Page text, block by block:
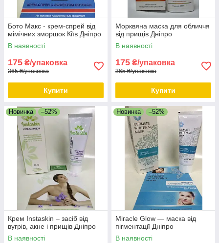
Бото Макс - крем-спрей від
мімічних зморшок Кіїв Дніпро
В наявності
175 ₴/упаковка
365 ₴/упаковка
Купити
Морквяна маска для обличчя
від прищів Дніпро
В наявності
175 ₴/упаковка
365 ₴/упаковка
Купити
Новинка –52%
Крем Instaskin – засіб від
вугрів, акне і прищів Дніпро
В наявності
Новинка –52%
Miracle Glow — маска від
пігментації Дніпро
В наявності